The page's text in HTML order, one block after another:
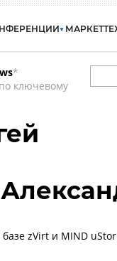
МАРКЕТ
*
ключевому
zVirt и MIND